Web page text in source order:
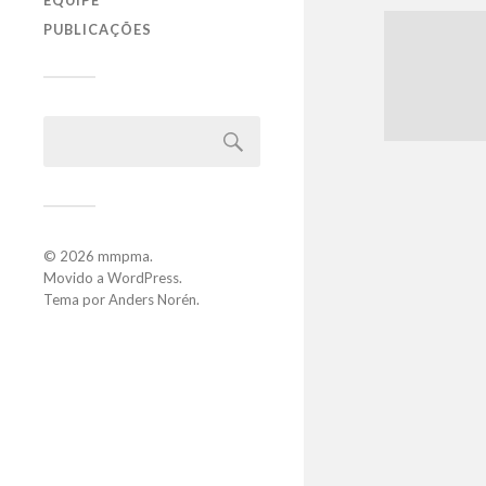
PUBLICAÇÕES
© 2026 mmpma.
Movido a WordPress.
Tema porAnders Norén.